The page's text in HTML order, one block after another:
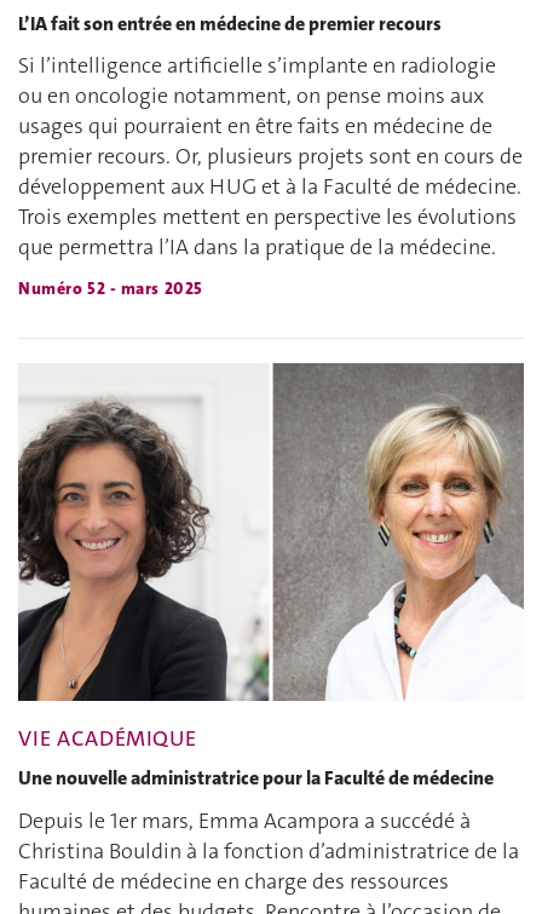
L’IA fait son entrée en médecine de premier recours
Si l’intelligence artificielle s’implante en radiologie
ou en oncologie notamment, on pense moins aux
usages qui pourraient en être faits en médecine de
premier recours. Or, plusieurs projets sont en cours de
développement aux HUG et à la Faculté de médecine.
Trois exemples mettent en perspective les évolutions
que permettra l’IA dans la pratique de la médecine.
Numéro 52 - mars 2025
VIE ACADÉMIQUE
Une nouvelle administratrice pour la Faculté de médecine
Depuis le 1er mars, Emma Acampora a succédé à
Christina Bouldin à la fonction d’administratrice de la
Faculté de médecine en charge des ressources